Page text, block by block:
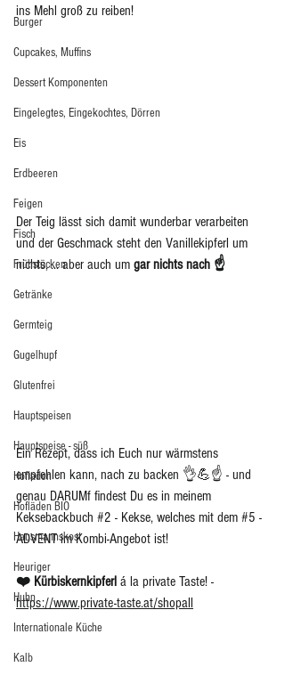
Burger
Cupcakes, Muffins
Dessert Komponenten
Eingelegtes, Eingekochtes, Dörren
Eis
Erdbeeren
Feigen
Fisch
Frühstücken
Getränke
Germteig
Gugelhupf
Glutenfrei
Hauptspeisen
Hauptspeise - süß
Hofladen
Hofläden BIO
Hausmannskost
Heuriger
Huhn
Internationale Küche
Kalb
ins Mehl groß zu reiben!
Der Teig lässt sich damit wunderbar verarbeiten
und der Geschmack steht den Vanillekipferl um
nichts, ... aber auch um gar nichts nach ☝️
Ein Rezept, dass ich Euch nur wärmstens
empfehlen kann, nach zu backen 👌💪☝️ - und
genau DARUMf findest Du es in meinem
Keksebackbuch #2 - Kekse, welches mit dem #5 -
ADVENT im Kombi-Angebot ist!
❤️ Kürbiskernkipferl á la private Taste! -
https://www.private-taste.at/shopall